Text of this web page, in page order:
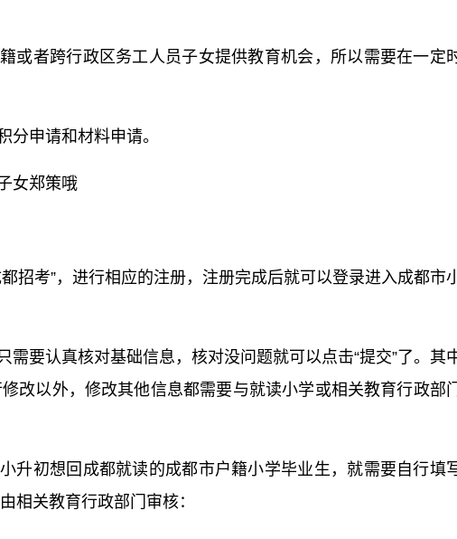
或者跨行政区务工人员子女提供教育机会，所以需要在一定
分申请和材料申请。
女郑策哦
招考”，进行相应的注册，注册完成后就可以登录进入成都市
需要认真核对基础信息，核对没问题就可以点击“提交”了。其
改以外，修改其他信息都需要与就读小学或相关教育行政部
升初想回成都就读的成都市户籍小学毕业生，就需要自行填
相关教育行政部门审核：